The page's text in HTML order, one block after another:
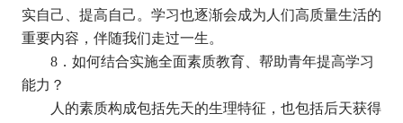
实自己、提高自己。学习也逐渐会成为人们高质量生活的
重要内容，伴随我们走过一生。
8．如何结合实施全面素质教育、帮助青年提高学习
能力？
人的素质构成包括先天的生理特征，也包括后天获得